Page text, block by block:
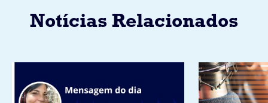
Notícias Relacionados